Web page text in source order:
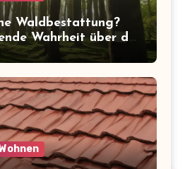
Waldbestattung?
Wahrheit über die
Ruhe